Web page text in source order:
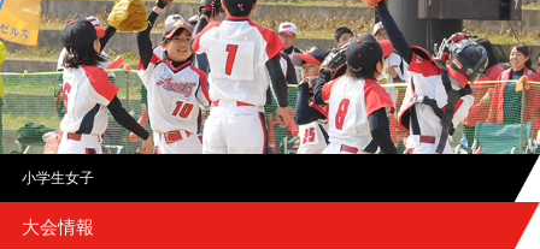
小学生女子
大会情報